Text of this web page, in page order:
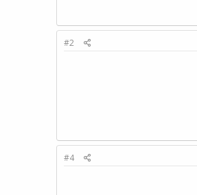
#2
#4